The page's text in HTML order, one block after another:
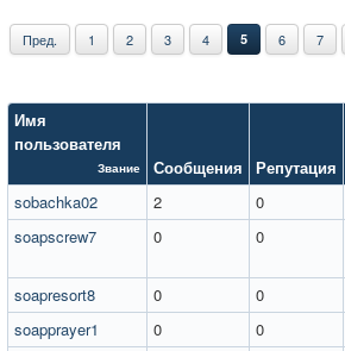
Пред. 1 2 3 4 5 6 7
Имя
пользователя
Звание Сообщения Репутация
sobachka02
2 0
soapscrew7
0 0
soapresort8
0 0
soapprayer1
0 0